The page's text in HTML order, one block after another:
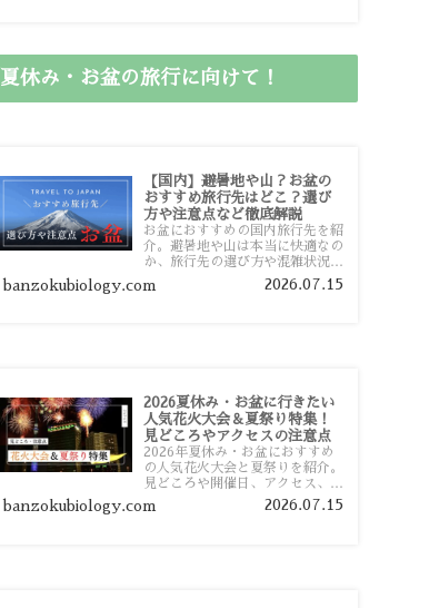
夏休み・お盆の旅行に向けて！
【国内】避暑地や山？お盆の
おすすめ旅行先はどこ？選び
方や注意点など徹底解説
お盆におすすめの国内旅行先を紹
介。避暑地や山は本当に快適なの
か、旅行先の選び方や混雑状況、
注意点、比較的混雑を避けやすい
おすすめスポットまで旅行前に役
banzokubiology.com 2026.07.15
2026夏休み・お盆に行きたい
人気花火大会＆夏祭り特集！
見どころやアクセスの注意点
2026年夏休み・お盆におすすめ
の人気花火大会と夏祭りを紹介。
見どころや開催日、アクセス、混
雑対策、旅行前に知っておきたい
注意点をわかりやすく解説しま
banzokubiology.com 2026.07.15